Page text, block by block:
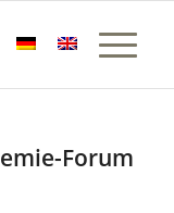
Forum